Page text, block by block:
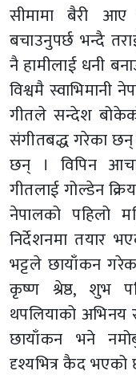
सीमामा बैरी आए
बचाउनुपर्छ भन्दै
नै हामीलाई धनी
विश्वमै स्वाभिमानी
गीतले सन्देश
संगीतबद्ध गरेका
छन् । विपिन
गीतलाई गोल्डेन
नेपालको पहिलो
निर्देशनमा तयार
भट्टले छायाँकन
कृष्ण श्रेष्ठ, शुभ
थपलियाको अभिनय
छायाँकन भने
दृश्यभित्र कैद भएको